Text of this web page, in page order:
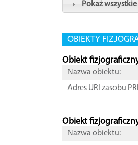
Pokaż wszystkie
OBIEKTY
Obiekt
Nazwa obiektu:
Adres URI zasobu
Obiekt
Nazwa obiektu: